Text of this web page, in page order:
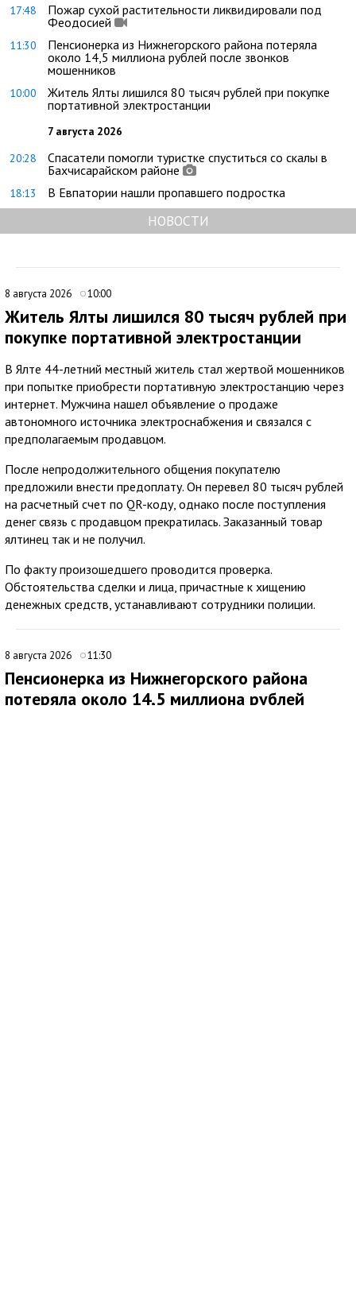
17:48
Пожар сухой растительности ликвидировали под
Феодосией
11:30
Пенсионерка из Нижнегорского района потеряла
около 14,5 миллиона рублей после звонков
мошенников
10:00
Житель Ялты лишился 80 тысяч рублей при покупке
портативной электростанции
7 августа 2026
20:28
Спасатели помогли туристке спуститься со скалы в
Бахчисарайском районе
18:13 В Евпатории нашли пропавшего подростка
НОВОСТИ
8 августа 2026 10:00
Житель Ялты лишился 80 тысяч рублей при
покупке портативной электростанции
В Ялте 44-летний местный житель стал жертвой мошенников
при попытке приобрести портативную электростанцию через
интернет. Мужчина нашел объявление о продаже
автономного источника электроснабжения и связался с
предполагаемым продавцом.
После непродолжительного общения покупателю
предложили внести предоплату. Он перевел 80 тысяч рублей
на расчетный счет по QR-коду, однако после поступления
денег связь с продавцом прекратилась. Заказанный товар
ялтинец так и не получил.
По факту произошедшего проводится проверка.
Обстоятельства сделки и лица, причастные к хищению
денежных средств, устанавливают сотрудники полиции.
8 августа 2026 11:30
Пенсионерка из Нижнегорского района
потеряла около 14,5 миллиона рублей